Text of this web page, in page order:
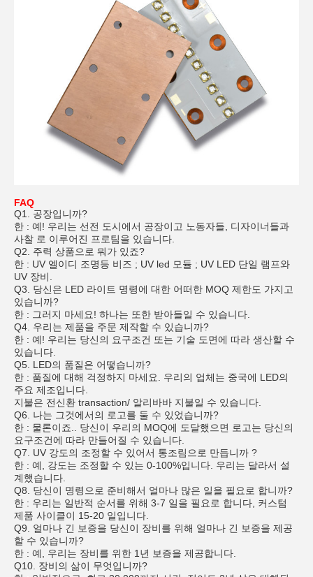
FAQ
Q1. 공장입니까?
한 : 예! 우리는 선전 도시에서 공장이고 노동자들, 디자이너들과
사찰 로 이루어진 프로팀을 있습니다.
Q2. 주력 상품으로 뭐가 있죠?
한 : UV 엘이디 조명등 비즈 ; UV led 모듈 ; UV LED 단일 램프와
UV 장비.
Q3. 당신은 LED 라이트 명령에 대한 어떠한 MOQ 제한도 가지고
있습니까?
한 : 그러지 마세요! 하나는 또한 받아들일 수 있습니다.
Q4. 우리는 제품을 주문 제작할 수 있습니까?
한 : 예! 우리는 당신의 요구조건 또는 기술 도면에 따라 생산할 수
있습니다.
Q5. LED의 품질은 어떻습니까?
한 : 품질에 대해 걱정하지 마세요. 우리의 업체는 중국에 LED의
주요 제조입니다.
지불은 전신환 transaction/ 알리바바 지불일 수 있습니다.
Q6. 나는 그것에서의 로고를 둘 수 있었습니까?
한 : 물론이죠.. 당신이 우리의 MOQ에 도달했으면 로고는 당신의
요구조건에 따라 만들어질 수 있습니다.
Q7. UV 강도의 조정할 수 있어서 통조림으로 만듭니까 ?
한 : 예, 강도는 조정할 수 있는 0-100%입니다. 우리는 달라서 설
계했습니다.
Q8. 당신이 명령으로 준비해서 얼마나 많은 일을 필요로 합니까?
한 : 우리는 일반적 순서를 위해 3-7 일을 필요로 합니다, 커스텀
제품 사이클이 15-20 일입니다.
Q9. 얼마나 긴 보증을 당신이 장비를 위해 얼마나 긴 보증을 제공
할 수 있습니까?
한 : 예, 우리는 장비를 위한 1년 보증을 제공합니다.
Q10. 장비의 삶이 무엇입니까?